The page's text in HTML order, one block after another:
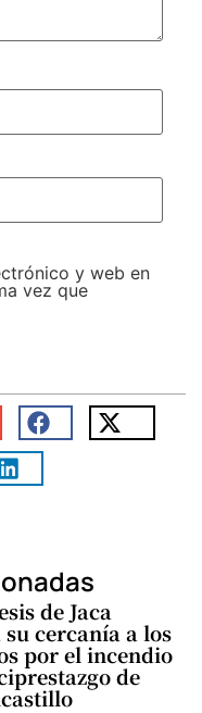
y web en
vez que
de Jaca
su cercanía a los
por el incendio
de